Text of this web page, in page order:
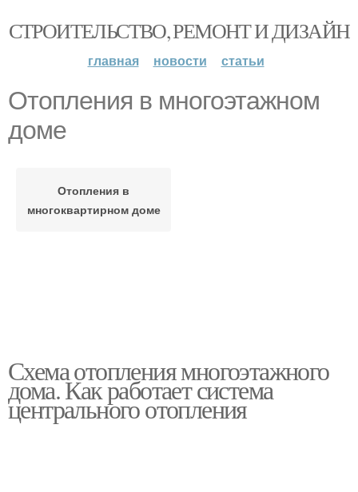
СТРОИТЕЛЬСТВО, РЕМОНТ И ДИЗАЙН
главная новости статьи
Отопления в многоэтажном
доме
Отопления в
многоквартирном доме
Схема отопления многоэтажного
дома. Как работает система
центрального отопления